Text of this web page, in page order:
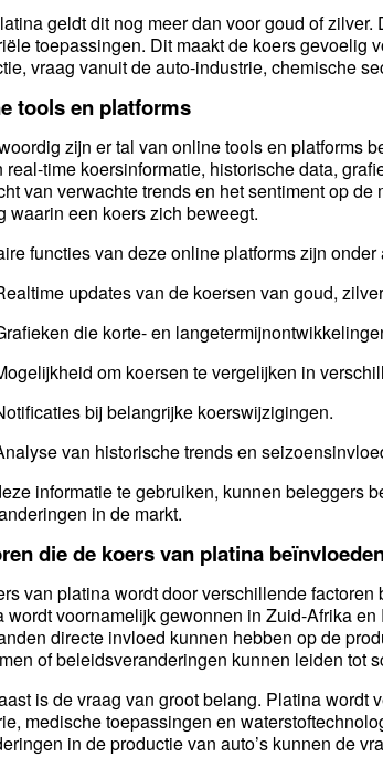
geldt dit nog meer dan voor goud of
toepassingen. Dit maakt de koers gevoelig
vraag vanuit de auto-industrie, chemische
tools en platforms
zijn er tal van online tools en platforms
real-time koersinformatie, historische data,
van verwachte trends en het sentiment op
waarin een koers zich beweegt.
functies van deze online platforms zijn onder
updates van de koersen van goud,
die korte- en
om koersen te vergelijken in
bij belangrijke koerswijzigingen.
van historische trends en
informatie te gebruiken, kunnen beleggers
in de markt.
die de koers van platina
van platina wordt door verschillende
wordt voornamelijk gewonnen in Zuid-Afrika
directe invloed kunnen hebben op de
of beleidsveranderingen kunnen leiden tot
is de vraag van groot belang. Platina wordt
medische toepassingen en
in de productie van auto’s kunnen de